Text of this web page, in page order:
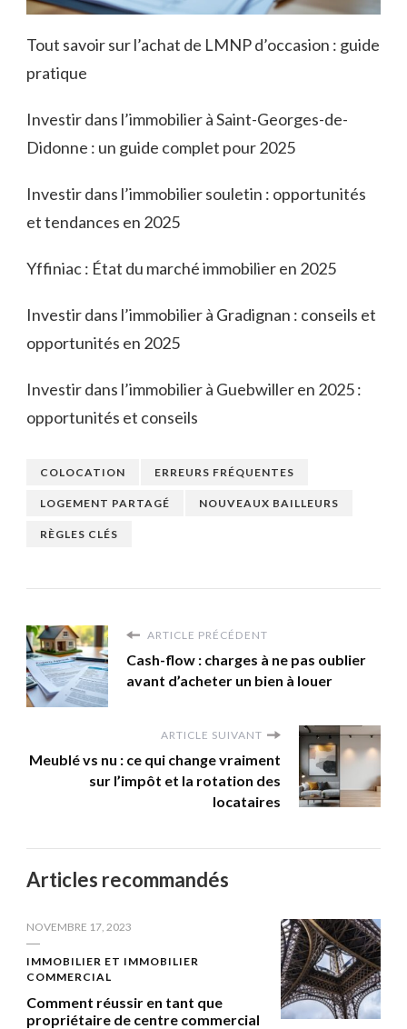
Tout savoir sur l’achat de LMNP d’occasion : guide
pratique
Investir dans l’immobilier à Saint-Georges-de-
Didonne : un guide complet pour 2025
Investir dans l’immobilier souletin : opportunités
et tendances en 2025
Yffiniac : État du marché immobilier en 2025
Investir dans l’immobilier à Gradignan : conseils et
opportunités en 2025
Investir dans l’immobilier à Guebwiller en 2025 :
opportunités et conseils
COLOCATION ERREURS FRÉQUENTES
LOGEMENT PARTAGÉ NOUVEAUX BAILLEURS
RÈGLES CLÉS
ARTICLE PRÉCÉDENT
Cash-flow : charges à ne pas oublier
avant d’acheter un bien à louer
ARTICLE SUIVANT
Meublé vs nu : ce qui change vraiment
sur l’impôt et la rotation des
locataires
Articles recommandés
NOVEMBRE 17, 2023
IMMOBILIER ET IMMOBILIER
COMMERCIAL
Comment réussir en tant que
propriétaire de centre commercial